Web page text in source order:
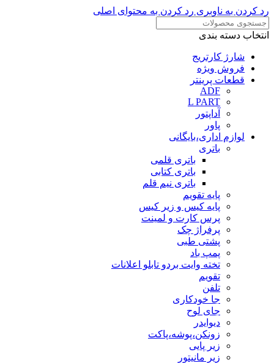
رد کردن به ناوبری رد کردن به محتوای اصلی
انتخاب دسته بندی
شارژ کارتریج
فروش ویژه
قطعات پرینتر
ADF
L PART
آداپتور
پاور
لوازم اداری،بایگانی
باتری
باتری قلمی
باتری کتابی
باتری نیم قلم
پایه تقویم
پایه کیس و زیر کیس
پرس کارت و لمینت
پرفراژ چک
پشتی طبی
پمپ باد
تخته وایت بردو تابلو اعلانات
تقویم
تلفن
جا خودکاری
جای لوح
دیوایدر
زونکن،پوشه،پاکت
زیر پایی
زیر مانیتور